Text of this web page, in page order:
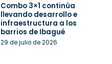
Combo 3×1 continúa
llevando desarrollo e
infraestructura a los
barrios de Ibagué
29 de julio de 2026